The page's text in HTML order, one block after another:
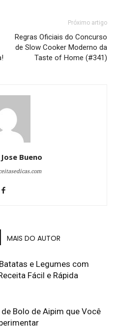
Próximo artigo
Regras Oficiais do Concurso
de Slow Cooker Moderno da
Taste of Home (#341)
Bueno
MAIS DO AUTOR
e Legumes com
Fácil e Rápida
Bolo de Aipim que Você